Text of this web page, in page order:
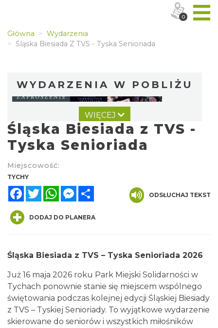
Główna
Wydarzenia
Śląska Biesiada Z TVS - Tyska Senioriada
WYDARZENIA W POBLIŻU
Wystawa prof. Włodzimierza
Kwiatkowskiego w Tichauer Art Gallery
Tychy
OFF Festival 2026
Katowice
2026-08-07
13.76 km
WIĘCEJ
Śląska Biesiada z TVS -
Tyska Senioriada
Miejscowość:
TYCHY
FacebookTwitterWhatsAppMessenger
ODSŁUCHAJ TEKST
DODAJ DO PLANERA
Śląska Biesiada z TVS – Tyska Senioriada 2026
Już 16 maja 2026 roku Park Miejski Solidarności w
Tychach ponownie stanie się miejscem wspólnego
świętowania podczas kolejnej edycji Śląskiej Biesiady
z TVS – Tyskiej Senioriady. To wyjątkowe wydarzenie
skierowane do seniorów i wszystkich miłośników
0